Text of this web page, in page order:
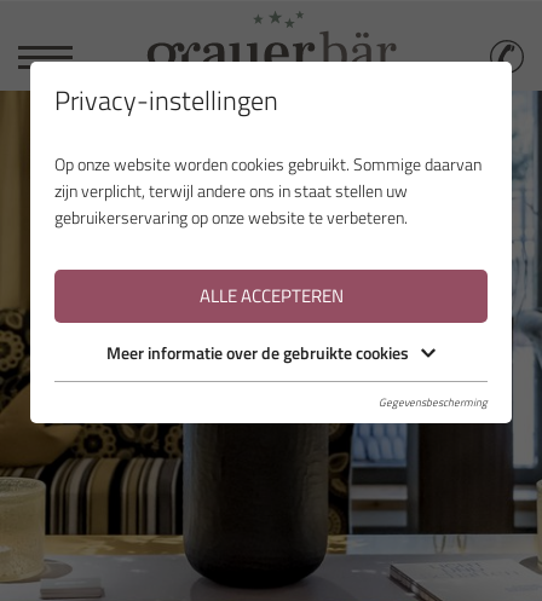
Privacy-instellingen
Op onze website worden cookies gebruikt. Sommige daarvan
zijn verplicht, terwijl andere ons in staat stellen uw
gebruikerservaring op onze website te verbeteren.
ALLE ACCEPTEREN
Meer informatie over de gebruikte cookies
Gegevensbescherming